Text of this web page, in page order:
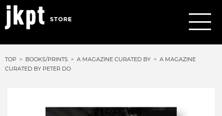
TOP BOOKS/PRINTS A MAGAZINE CURATED BY
A MAGAZINE
CURATED BY PETER DO